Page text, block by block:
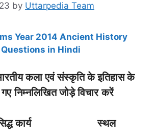
by Uttarpedia Team
Year 2014 Ancient History
Questions in Hindi
कला एवं संस्कृति के इतिहास के
गए निम्नलिखित जोड़ेविचार करें
प्रसिद्ध कार्य स्थल